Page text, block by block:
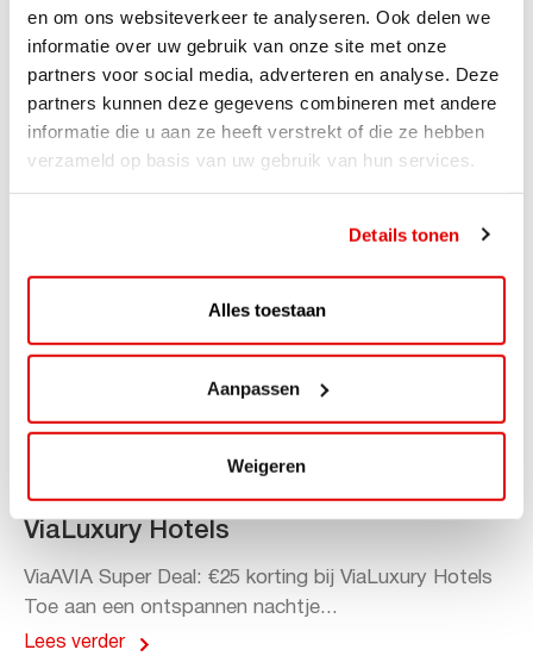
en om ons websiteverkeer te analyseren. Ook delen we
informatie over uw gebruik van onze site met onze
partners voor social media, adverteren en analyse. Deze
partners kunnen deze gegevens combineren met andere
informatie die u aan ze heeft verstrekt of die ze hebben
verzameld op basis van uw gebruik van hun services.
Details tonen
Alles toestaan
Aanpassen
Weigeren
AVIA VOLT en Fletcher Hotels starten landelijke uitrol
van DC-snellaadinfrastructuur AVIA VOLT en...
Lees verder
ViaAVIA Super Deal: 20% korting bij
ViaLuxury Hotels
ViaAVIA Super Deal: €25 korting bij ViaLuxury Hotels
Toe aan een ontspannen nachtje...
Lees verder